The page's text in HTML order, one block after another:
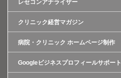
レセコンアナライザー
クリニック経営マガジン
病院・クリニック ホームページ制作
Googleビジネスプロフィールサポート